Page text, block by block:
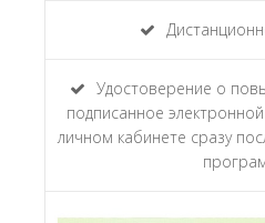
Удостоверение о
подписанное
личном кабинете сразу